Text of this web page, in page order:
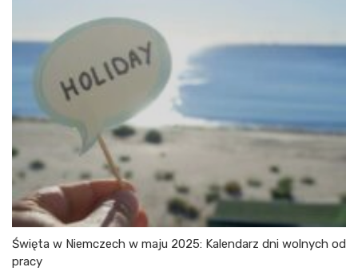
Święta w Niemczech w maju 2025: Kalendarz dni wolnych od
pracy